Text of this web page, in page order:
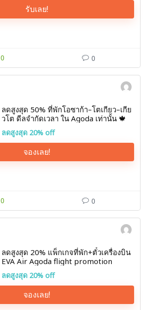
รับเลย!
0 0
ลดสูงสุด 50% ที่พักโอซาก้า–โตเกียว–เกีย
วโต ดีลจำกัดเวลา ใน Agoda เท่านั้น 🍁
ลดสูงสุด 20% off
จองเลย!
0 0
ลดสูงสุด 20% แพ็กเกจที่พัก+ตั๋วเครื่องบิน
EVA Air Agoda flight promotion
ลดสูงสุด 20% off
จองเลย!